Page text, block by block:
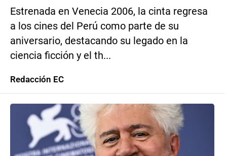
Estrenada en Venecia 2006, la cinta regresa
a los cines del Perú como parte de su
aniversario, destacando su legado en la
ciencia ficción y el th...
Redacción EC